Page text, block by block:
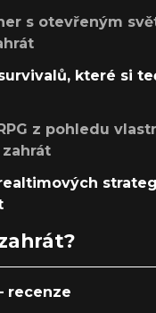
s otevřeným
které si
z pohledu
recenze